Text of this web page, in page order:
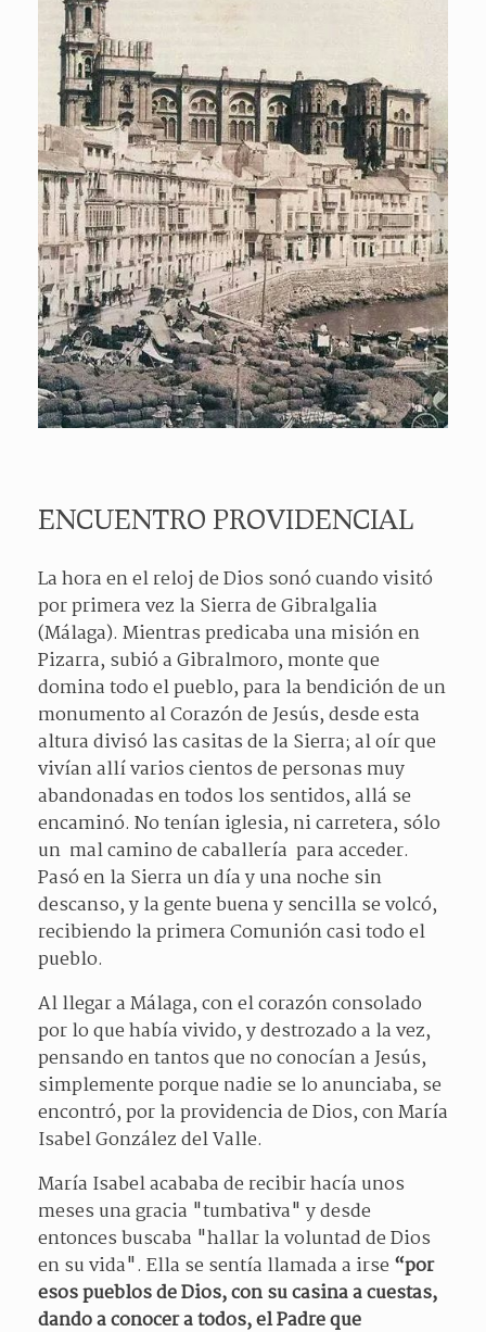
ENCUENTRO PROVIDENCIAL
La hora en el reloj de Dios sonó cuando visitó
por primera vez la Sierra de Gibralgalia
(Málaga). Mientras predicaba una misión en
Pizarra, subió a Gibralmoro, monte que
domina todo el pueblo, para la bendición de un
monumento al Corazón de Jesús, desde esta
altura divisó las casitas de la Sierra; al oír que
vivían allí varios cientos de personas muy
abandonadas en todos los sentidos, allá se
encaminó. No tenían iglesia, ni carretera, sólo
un mal camino de caballería para acceder.
Pasó en la Sierra un día y una noche sin
descanso, y la gente buena y sencilla se volcó,
recibiendo la primera Comunión casi todo el
pueblo.
Al llegar a Málaga, con el corazón consolado
por lo que había vivido, y destrozado a la vez,
pensando en tantos que no conocían a Jesús,
simplemente porque nadie se lo anunciaba, se
encontró, por la providencia de Dios, con María
Isabel González del Valle.
María Isabel acababa de recibir hacía unos
meses una gracia "tumbativa" y desde
entonces buscaba "hallar la voluntad de Dios
en su vida". Ella se sentía llamada a irse “por
esos pueblos de Dios, con su casina a cuestas,
dando a conocer a todos, el Padre que